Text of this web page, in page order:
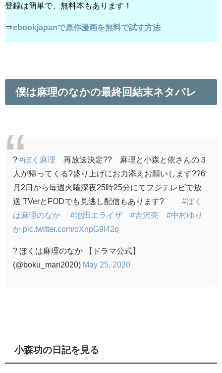
登録は簡単で、無料本もあります！
⇒ebookjapanで原作漫画を無料で試す方法
僕は麻理のなかの最終回結末ネタバレ
? #ぼく麻理 再放送決定?? 麻理と小森と依さんの３
人が帰ってくる?盛り上げにお力添えお願いします??6
月2日から毎週火曜深夜25時25分にてフジテレビで放
送 TVerとFODでも見逃し配信もあります? #ぼく
は麻理のなか
#池田エライザ #吉沢亮
#中村ゆり
か pic.twitter.com/oXnpG9I42q
? ぼくは麻理のなか 【ドラマ公式】
(@boku_mari2020) May 25, 2020
小森功の日記を見る